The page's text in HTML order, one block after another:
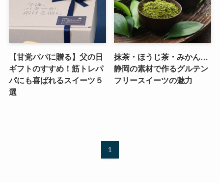
【甘党パパに贈る】父の日
ギフトのすすめ！筋トレパ
パにも喜ばれるスイーツ５
選
抹茶・ほうじ茶・みかん…
静岡の素材で作るグルテン
フリースイーツの魅力
1